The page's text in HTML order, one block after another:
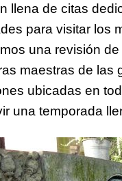
llena de citas
para visitar los
una revisión
maestras de las
ubicadas en
una temporada